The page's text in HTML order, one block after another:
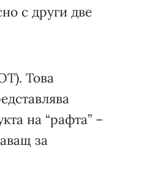
с други две
Това
на “рафта” –
за